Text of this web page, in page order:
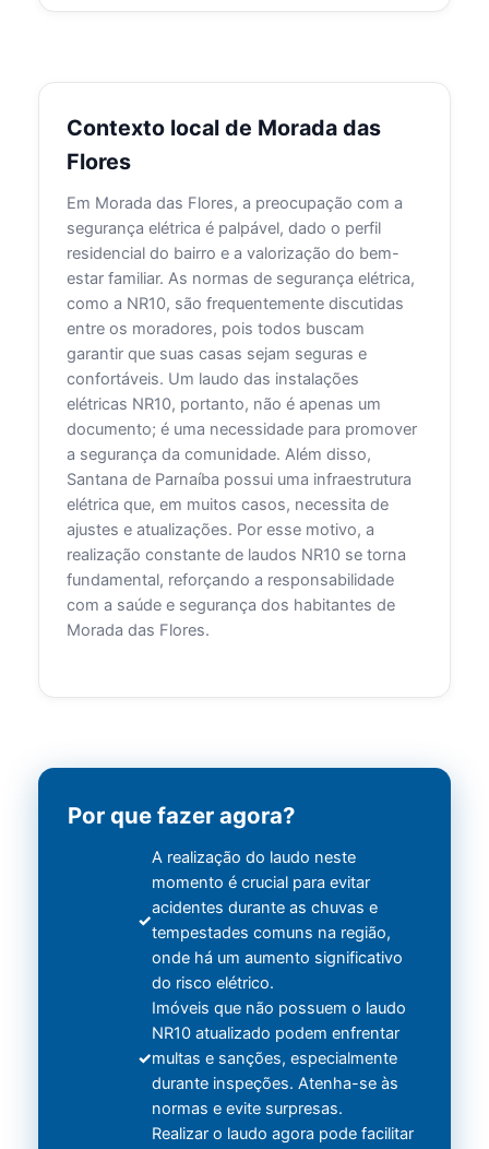
Contexto local de Morada das
Flores
Em Morada das Flores, a preocupação com a
segurança elétrica é palpável, dado o perfil
residencial do bairro e a valorização do bem-
estar familiar. As normas de segurança elétrica,
como a NR10, são frequentemente discutidas
entre os moradores, pois todos buscam
garantir que suas casas sejam seguras e
confortáveis. Um laudo das instalações
elétricas NR10, portanto, não é apenas um
documento; é uma necessidade para promover
a segurança da comunidade. Além disso,
Santana de Parnaíba possui uma infraestrutura
elétrica que, em muitos casos, necessita de
ajustes e atualizações. Por esse motivo, a
realização constante de laudos NR10 se torna
fundamental, reforçando a responsabilidade
com a saúde e segurança dos habitantes de
Morada das Flores.
Por que fazer agora?
A realização do laudo neste
momento é crucial para evitar
acidentes durante as chuvas e
tempestades comuns na região,
onde há um aumento significativo
do risco elétrico.
Imóveis que não possuem o laudo
NR10 atualizado podem enfrentar
multas e sanções, especialmente
durante inspeções. Atenha-se às
normas e evite surpresas.
Realizar o laudo agora pode facilitar